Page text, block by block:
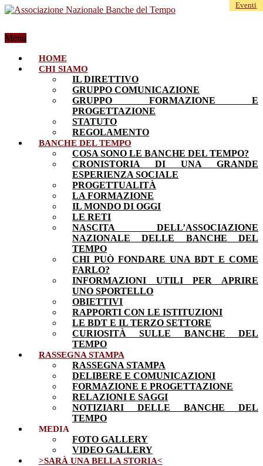
Menu
HOME
CHI SIAMO
IL DIRETTIVO
GRUPPO COMUNICAZIONE
GRUPPO FORMAZIONE E
PROGETTAZIONE
STATUTO
REGOLAMENTO
BANCHE DEL TEMPO
COSA SONO LE BANCHE DEL TEMPO?
CRONISTORIA DI UNA GRANDE
ESPERIENZA SOCIALE
PROGETTUALITÀ
LA FORMAZIONE
IL MONDO DI OGGI
LE RETI
NASCITA DELL’ASSOCIAZIONE
NAZIONALE DELLE BANCHE DEL
TEMPO
CHI PUÒ FONDARE UNA BDT E COME
FARLO?
INFORMAZIONI UTILI PER APRIRE
UNO SPORTELLO
OBIETTIVI
RAPPORTI CON LE ISTITUZIONI
LE BDT E IL TERZO SETTORE
CURIOSITÀ SULLE BANCHE DEL
TEMPO
RASSEGNA STAMPA
RASSEGNA STAMPA
DELIBERE E COMUNICAZIONI
FORMAZIONE E PROGETTAZIONE
RELAZIONI E SAGGI
NOTIZIARI DELLE BANCHE DEL
TEMPO
MEDIA
FOTO GALLERY
VIDEO GALLERY
>SARÀ UNA BELLA STORIA<
Eventi